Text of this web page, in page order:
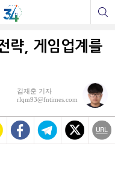
략, 게임업계를
김재훈 기자
rlqm93@fntimes.com